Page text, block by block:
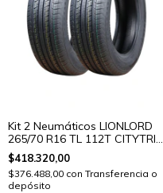
Kit 2 Neumáticos LIONLORD
265/70 R16 TL 112T CITYTRIP
V01
$418.320,00
$376.488,00 con Transferencia o
depósito